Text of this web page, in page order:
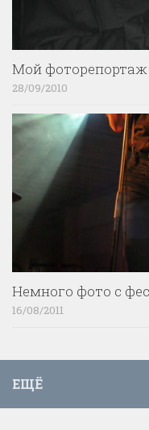
Мой фоторепортаж
28/09/2010
Немного фото с
16/08/2011
ЕЩЁ